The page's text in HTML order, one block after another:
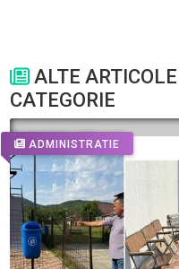
ALTE
CATEGORIE
ADMINISTRATIE